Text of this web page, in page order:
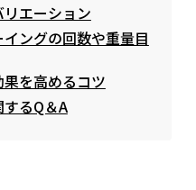
エーション
イングの回数や重量目
を高めるコツ
るQ＆A